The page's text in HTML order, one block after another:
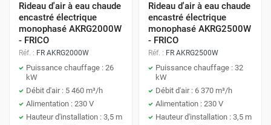
Rideau d'air à eau chaude
encastré électrique
monophasé AKRG2000W
- FRICO
Réf. : FR AKRG2000W
Puissance chauffage : 26
kW
Débit d'air : 5 460 m³/h
Alimentation : 230 V
Hauteur d'installation : 3,5 m
Rideau d'air à eau chaude
encastré électrique
monophasé AKRG2500W
- FRICO
Réf. : FR AKRG2500W
Puissance chauffage : 32
kW
Débit d'air : 6 370 m³/h
Alimentation : 230 V
Hauteur d'installation : 3,5 m